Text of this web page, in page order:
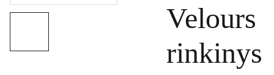
Velours
rinkinys